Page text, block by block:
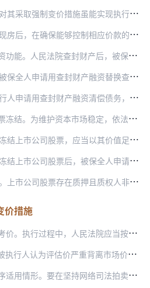
，但会明显贬损财产价值、对被执行人显失公平的，应积极促成双方当事人达成暂缓执行的和解协议，待工程完工后…
以监督被执行人在一定期限内按照合理价格自行销售房屋。人民法院在确定期限时，应当明确具体的时间节点，避免…
后，被保全人或被执行人申请用查封财产融资的，按照下列情形分别处理：
封财产的，在确保能够控制相应融资款的前提下，可以监督被保全人按照合理价格进行融资。
偿债务，经执行债权人同意或者融资款足以清偿所有执行债务的，可以准许。
合法权益和债务人投资权益，人民法院在冻结债务人在上市公司的股票时，应当依照下列规定严格执行：
法律文书确定的债权额为限。股票价值应当以冻结前一交易日收盘价为基准，结合股票市场行情，一般在不超过20…
变更为可售性冻结的，应当准许，但应当提前将被保全人在证券公司的资金账户在明确具体的数额范围内予以冻结。…
请人或申请执行人，目前，人民法院在采取冻结措施时，由于需要计入股票上存在的质押债权且该债权额往往难以准…
价措施
院关于人民法院确定财产处置参考价若干问题的规定》合理确定财产处置参考价。要在不损害第三人合法权益…
经
委托评估确定参考价，被执行人认为评估价严重背离市场价格并提起异议的，为提高工作效率，人民法院可以以评估价为基准，先促成双方当事人就参考价达成一致意见。无法快速…
上，综合考虑变价财产实际情况、是否损害执行债权人、第三人或社会公共利益等因素，适当采取直接变卖或…